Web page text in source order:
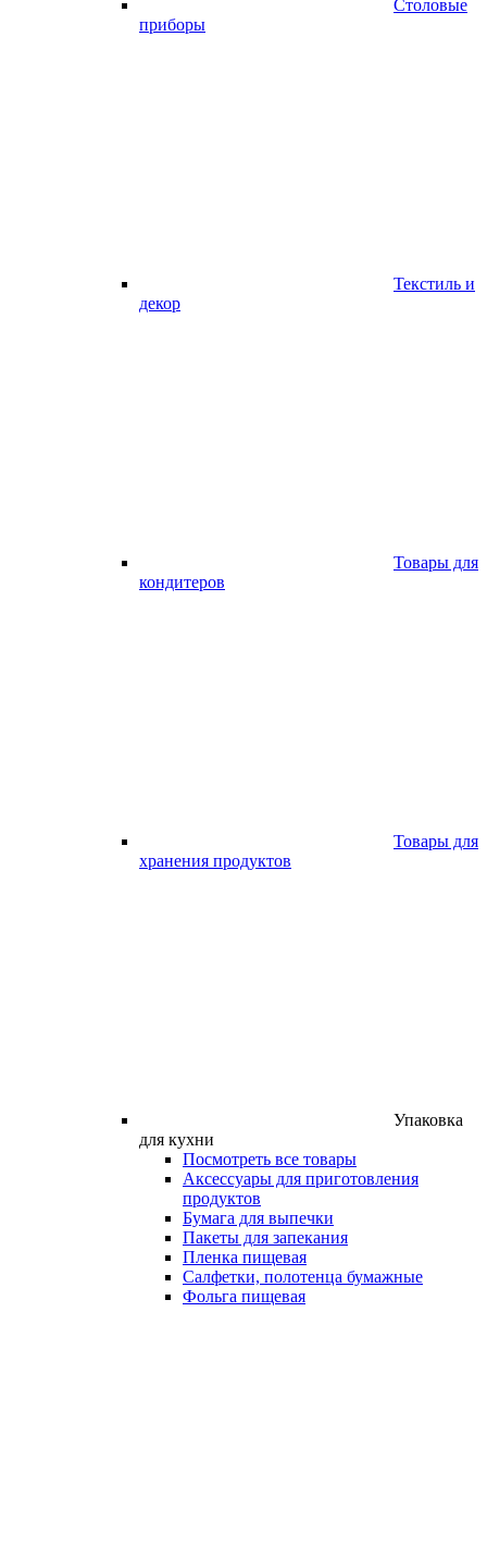
Столовые
приборы
Текстиль и
декор
Товары для
кондитеров
Товары для
хранения продуктов
Упаковка
для кухни
Посмотреть все товары
Аксессуары для приготовления
продуктов
Бумага для выпечки
Пакеты для запекания
Пленка пищевая
Салфетки, полотенца бумажные
Фольга пищевая